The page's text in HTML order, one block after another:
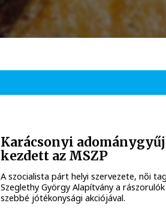
Karácsonyi
kezdett az MSZP
A szocialista párt helyi szervezete, női
Szeglethy György Alapítvány a
szebbé jótékonysági akciójával.